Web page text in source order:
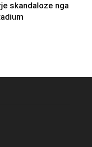
skandaloze nga